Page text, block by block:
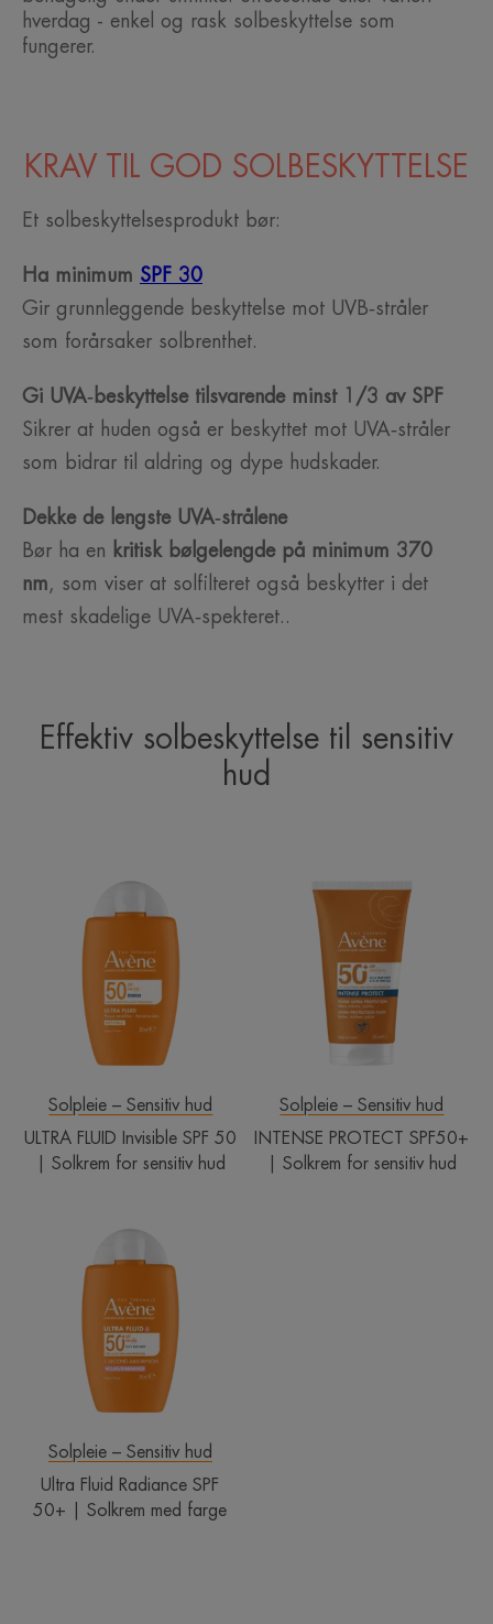
hverdag - enkel og rask solbeskyttelse som
fungerer.
KRAV TIL GOD SOLBESKYTTELSE
Et solbeskyttelsesprodukt bør:
Ha minimum SPF 30
Gir grunnleggende beskyttelse mot UVB‑stråler
som forårsaker solbrenthet.
Gi UVA‑beskyttelse tilsvarende minst 1/3 av SPF
Sikrer at huden også er beskyttet mot UVA‑stråler
som bidrar til aldring og dype hudskader.
Dekke de lengste UVA‑strålene
Bør ha en
kritisk bølgelengde på minimum 370
nm, som viser at solfilteret også beskytter i det
mest skadelige UVA‑spekteret..
Effektiv solbeskyttelse til sensitiv
hud
Invisible
SPF
50
|
Solkrem
hud
Solpleie – Sensitiv hud
ULTRA FLUID Invisible SPF 50
| Solkrem for sensitiv hud
PROTECT
SPF50+
|
Solkrem
for
sensitiv
Solpleie – Sensitiv hud
INTENSE PROTECT SPF50+
| Solkrem for sensitiv hud
Radiance
SPF
50+
|
Solkrem
med
Solpleie – Sensitiv hud
Ultra Fluid Radiance SPF
50+ | Solkrem med farge